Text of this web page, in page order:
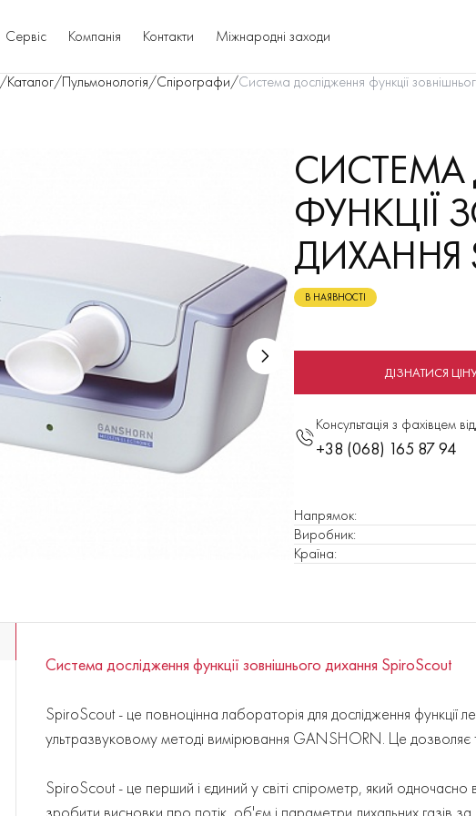
Сервіс Компанія Контакти Міжнародні заходи
/Каталог/Пульмонологія/Спірографи/Система дослідження функції
СИСТЕМА
ФУНКЦІЇ
ДИХАННЯ
В НАЯВНОСТІ
ДІЗНАТИСЯ
Консультація з фахівцем
+38 (068) 165 87 94
Напрямок:
Виробник:
Країна:
Система дослідження функції зовнішнього дихання SpiroScout
SpiroScout - це повноцінна лабораторія для дослідження функції
ультразвуковому методі вимірювання GANSHORN. Це дозволяє
SpiroScout - це перший і єдиний у світі спірометр, який одночасно